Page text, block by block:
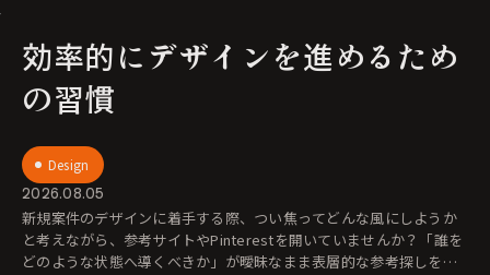
効率的にデザインを進めるため
の習慣
Design
2026.08.05
新規案件のデザインに着手する際、つい焦ってどんな風にしようか
と考えながら、参考サイトやPinterestを開いていませんか？「誰を
どのような状態へ導くべきか」が曖昧なまま表層的な参考探しを始